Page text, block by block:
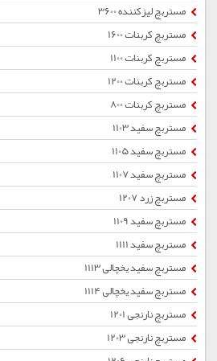
مستربچ لیزکننده 3600
مستربچ کربنات 1600
مستربچ کربنات 1100
مستربچ کربنات 1200
مستربچ کربنات 800
مستربچ سفید 1103
مستربچ سفید 1105
مستربچ سفید 1107
مستربچ زرد 1207
مستربچ سفید 1109
مستربچ سفید 1111
مستربچ سفید یخچالی 1113
مستربچ سفید یخچالی 1114
مستربچ نارنجی 1201
مستربچ نارنجی 1203